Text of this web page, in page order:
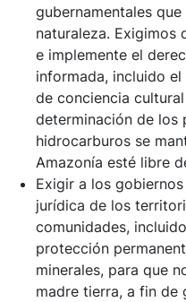
gubernamentales
naturaleza. Exigimos
e implemente el
informada, incluido
de conciencia
determinación de los
hidrocarburos se
Amazonía esté libre
Exigir a los
jurídica de los
comunidades,
protección
minerales, para que
madre tierra, a fin de